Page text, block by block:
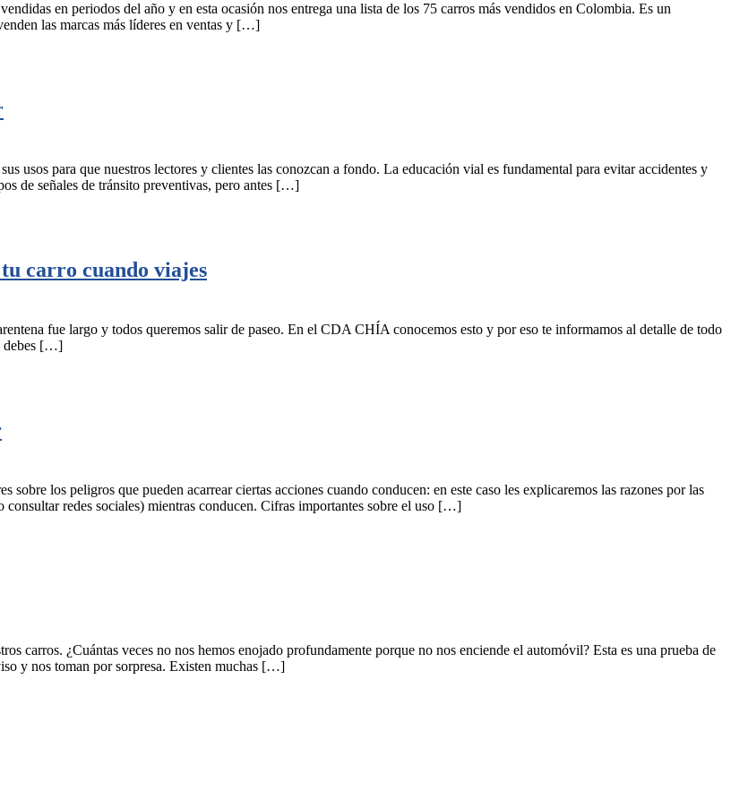
en periodos del año y en esta ocasión nos entrega una lista de los 75 carros más vendidos en Colombia. Es un
las marcas más líderes en ventas y […]
usos para que nuestros lectores y clientes las conozcan a fondo. La educación vial es fundamental para evitar accidentes y
de señales de tránsito preventivas, pero antes […]
carro cuando viajes
fue largo y todos queremos salir de paseo. En el CDA CHÍA conocemos esto y por eso te informamos al detalle de todo
debes […]
los peligros que pueden acarrear ciertas acciones cuando conducen: en este caso les explicaremos las razones por las
consultar redes sociales) mientras conducen. Cifras importantes sobre el uso […]
carros. ¿Cuántas veces no nos hemos enojado profundamente porque no nos enciende el automóvil? Esta es una prueba de
y nos toman por sorpresa. Existen muchas […]